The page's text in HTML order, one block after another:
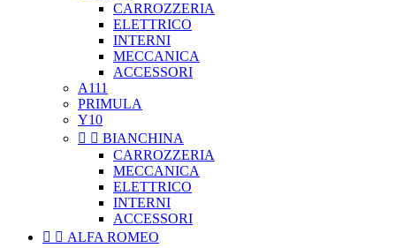
CARROZZERIA
ELETTRICO
INTERNI
MECCANICA
ACCESSORI
A111
PRIMULA
Y10
  BIANCHINA
CARROZZERIA
MECCANICA
ELETTRICO
INTERNI
ACCESSORI
  ALFA ROMEO